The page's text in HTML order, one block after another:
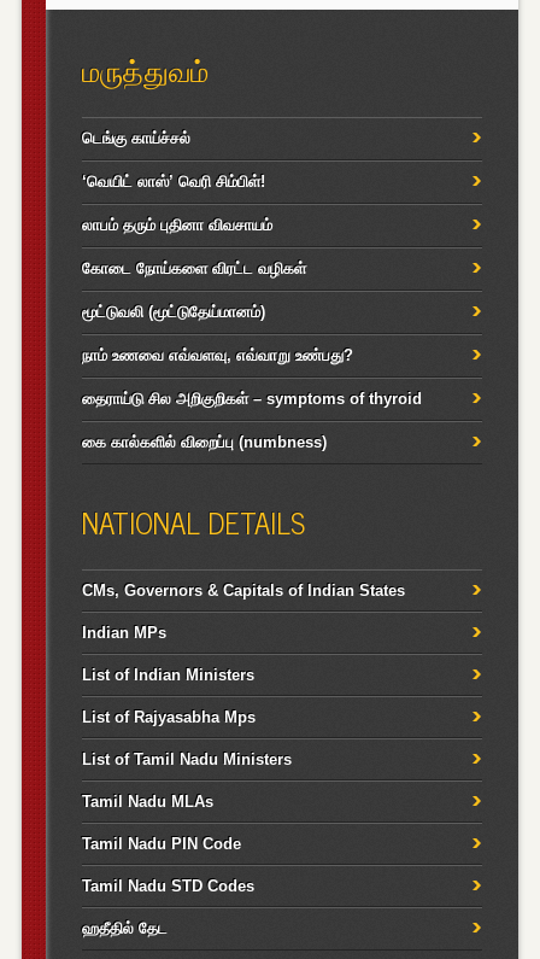
மருத்துவம்
டெங்கு காய்ச்சல்
‘வெயிட் லாஸ்’ வெரி சிம்பிள்!
லாபம் தரும் புதினா விவசாயம்
கோடை நோய்களை விரட்ட வழிகள்
மூட்டுவலி (மூட்டுதேய்மானம்)
நாம் உணவை எவ்வளவு, எவ்வாறு உண்பது?
தைராய்டு சில அறிகுறிகள் – symptoms of thyroid
கை கால்களில் விறைப்பு (numbness)
NATIONAL DETAILS
CMs, Governors & Capitals of Indian States
Indian MPs
List of Indian Ministers
List of Rajyasabha Mps
List of Tamil Nadu Ministers
Tamil Nadu MLAs
Tamil Nadu PIN Code
Tamil Nadu STD Codes
ஹதீதில் தேட